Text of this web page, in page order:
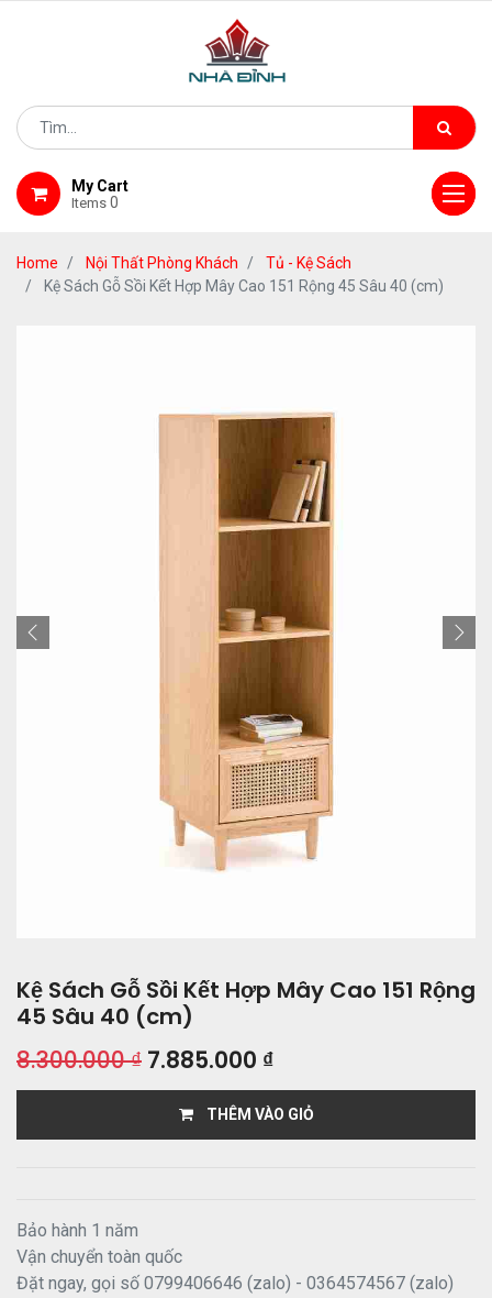
My Cart
Items 0
Home Nội Thất Phòng Khách
Tủ - Kệ Sách
Kệ Sách Gỗ Sồi Kết Hợp Mây Cao 151 Rộng 45 Sâu 40 (cm)
Kệ Sách Gỗ Sồi Kết Hợp Mây Cao 151 Rộng
45 Sâu 40 (cm)
8.300.000₫ 7.885.000 ₫
THÊM VÀO GIỎ
Bảo hành 1 năm
Vận chuyển toàn quốc
Đặt ngay, gọi số 0799406646 (zalo) - 0364574567 (zalo)